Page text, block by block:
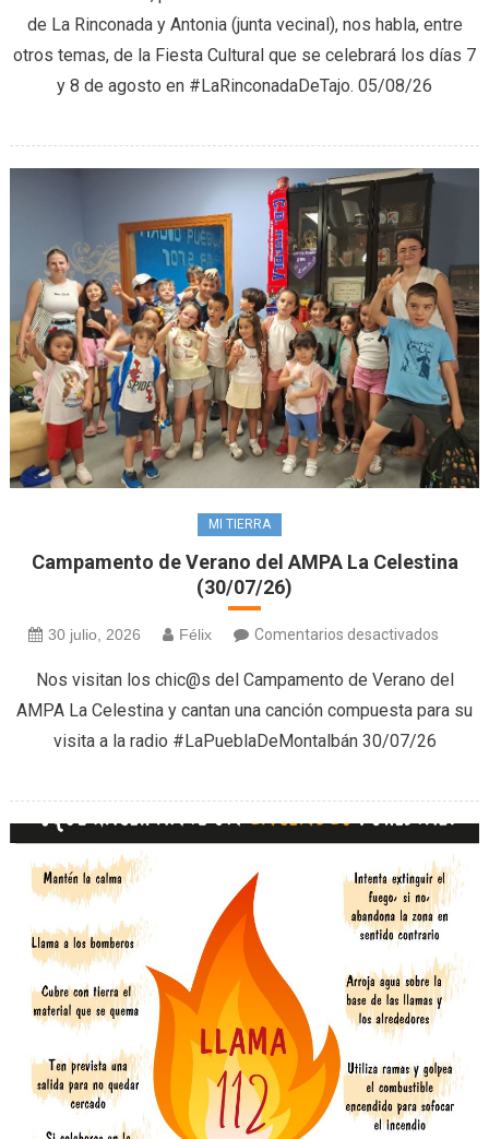
DE
LA
de La Rinconada y Antonia (junta vecinal), nos habla, entre
otros temas, de la Fiesta Cultural que se celebrará los días 7
y 8 de agosto en #LaRinconadaDeTajo. 05/08/26
MI TIERRA
Campamento de Verano del AMPA La Celestina
(30/07/26)
30 julio, 2026 Félix Comentarios desactivados
de
Verano
La
(30/
Nos visitan los chic@s del Campamento de Verano del
AMPA La Celestina y cantan una canción compuesta para su
visita a la radio #LaPueblaDeMontalbán 30/07/26